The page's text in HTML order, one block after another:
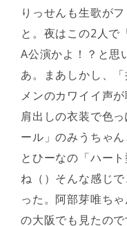
りっせんも生歌が
と。夜はこの2人で
A公演かよ！？と思
あ。まあしかし、
メンのカワイイ声
肩出しの衣装で色
ール」のみうちゃ
とひーなの「ハー
ね（）そんな感じ
った。阿部芽唯ち
の大阪でも見たの